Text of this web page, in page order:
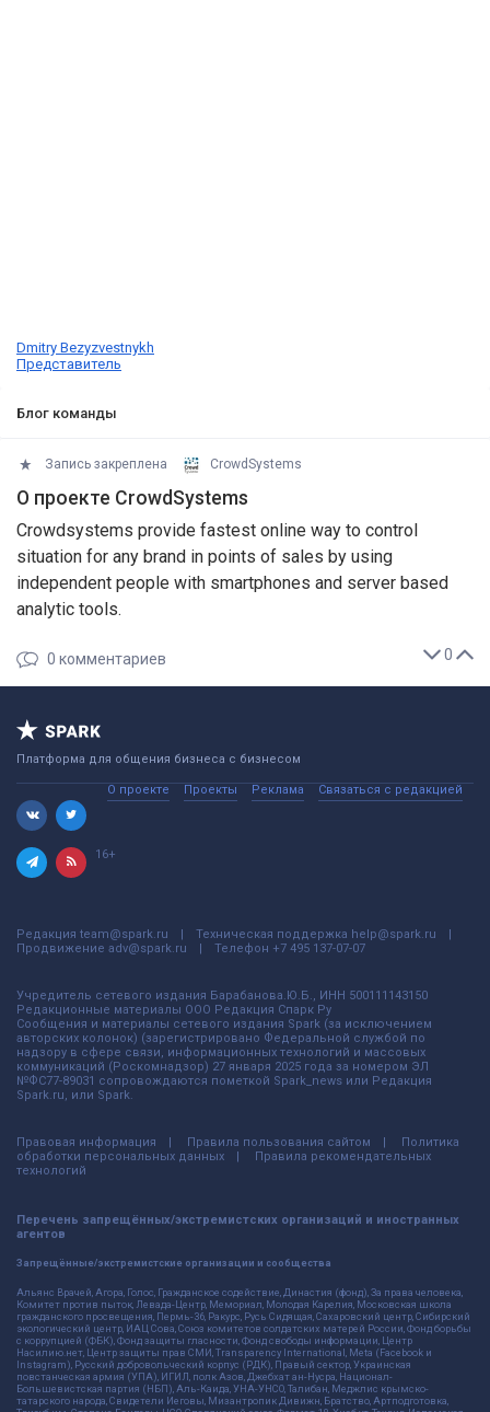
Dmitry Bezyzvestnykh
Представитель
Блог команды
Запись закреплена CrowdSystems
О проекте CrowdSystems
Crowdsystems provide fastest online way to control
situation for any brand in points of sales by using
independent people with smartphones and server based
analytic tools.
0
0 комментариев
Платформа для общения бизнеса с бизнесом
О проекте Проекты Реклама Связаться с редакцией
16+
Редакция team@spark.ru Техническая поддержка help@spark.ru
Продвижение adv@spark.ru Телефон +7 495 137-07-07
Учредитель сетевого издания Барабанова.Ю.Б., ИНН 500111143150
Редакционные материалы ООО Редакция Спарк Ру
Сообщения и материалы сетевого издания Spark (за исключением
авторских колонок) (зарегистрировано Федеральной службой по
надзору в сфере связи, информационных технологий и массовых
коммуникаций (Роскомнадзор) 27 января 2025 года за номером ЭЛ
№ФС77-89031 сопровождаются пометкой Spark_news или Редакция
Spark.ru, или Spark.
Правовая информация Правила пользования сайтом
Политика
обработки персональных данных
Правила рекомендательных
технологий
Перечень запрещённых/экстремистских организаций и иностранных
агентов
Запрещённые/экстремистские организации и сообщества
Альянс Врачей, Агора, Голос, Гражданское содействие, Династия (фонд), За права человека,
Комитет против пыток, Левада-Центр, Мемориал, Молодая Карелия, Московская школа
гражданского просвещения, Пермь-36, Ракурс, Русь Сидящая, Сахаровский центр, Сибирский
экологический центр, ИАЦ Сова, Союз комитетов солдатских матерей России, Фонд борьбы
с коррупцией (ФБК), Фонд защиты гласности, Фонд свободы информации, Центр
Насилию.нет, Центр защиты прав СМИ, Transparency International, Meta (Facebook и
Instagram), Русский добровольческий корпус (РДК), Правый сектор, Украинская
повстанческая армия (УПА), ИГИЛ, полк Азов, Джебхат ан-Нусра, Национал-
Большевистская партия (НБП), Аль-Каида, УНА-УНСО, Талибан, Меджлис крымско-
татарского народа, Свидетели Иеговы, Мизантропик Дивижн, Братство, Артподготовка,